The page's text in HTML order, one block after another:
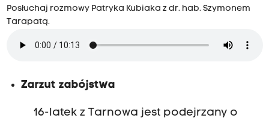
Posłuchaj rozmowy Patryka Kubiaka z dr. hab. Szymonem
Tarapatą.
Zarzut zabójstwa
16-latek z Tarnowa jest podejrzany o